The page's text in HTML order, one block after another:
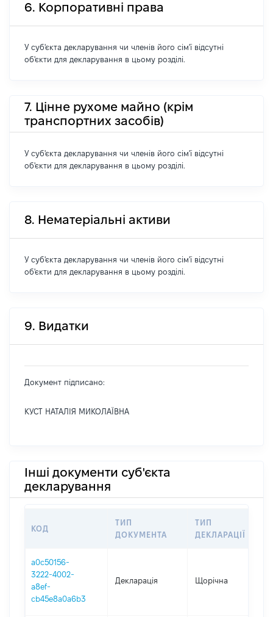
6. Корпоративні права
У суб'єкта декларування чи членів його сім'ї відсутні
об'єкти для декларування в цьому розділі.
7. Цінне рухоме майно (крім
транспортних засобів)
У суб'єкта декларування чи членів його сім'ї відсутні
об'єкти для декларування в цьому розділі.
8. Нематеріальні активи
У суб'єкта декларування чи членів його сім'ї відсутні
об'єкти для декларування в цьому розділі.
9. Видатки
Документ підписано:
КУСТ НАТАЛІЯ МИКОЛАЇВНА
Інші документи суб'єкта
декларування
КОД
ТИП
ДОКУМЕНТА
ТИП
ДЕКЛАРАЦІЇ
a0c50156-
3222-4002-
a8ef-
cb45e8a0a6b3
Декларація Щорічна